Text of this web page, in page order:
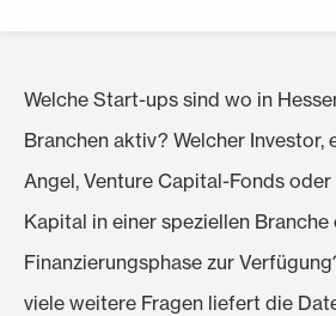
Welche Start-ups sind wo in
Branchen aktiv? Welcher Investor,
Angel, Venture Capital-Fonds
Kapital in einer speziellen Branche
Finanzierungsphase zur
viele weitere Fragen liefert die